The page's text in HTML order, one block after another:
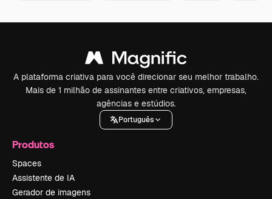
A plataforma criativa para você direcionar seu melhor trabalho.
Mais de 1 milhão de assinantes entre criativos, empresas,
agências e estúdios.
Português
Produtos
Spaces
Assistente de IA
Gerador de imagens